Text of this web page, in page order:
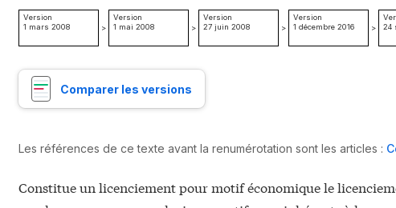
Version
1 mars 2008
>
Version
1 mai 2008
>
Version
27 juin 2008
>
Version
1 décembre 2016
>
24
Comparer les versions
Les références de ce texte avant la renumérotation sont les articles :
Constitue un licenciement pour motif économique le